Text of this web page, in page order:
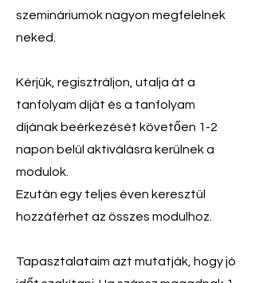
szemináriumok nagyon megfelelnek
neked.
Kérjük, regisztráljon, utalja át a
tanfolyam díját és a tanfolyam
díjának beérkezését követően 1-2
napon belül aktiválásra kerülnek a
modulok.
Ezután egy teljes éven keresztül
hozzáférhet az összes modulhoz.
Tapasztalataim azt mutatják, hogy jó